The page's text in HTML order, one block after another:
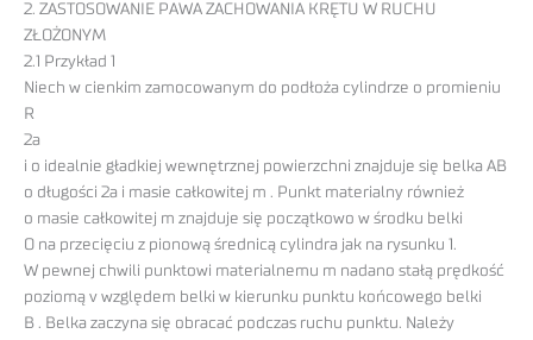
2. ZASTOSOWANIE PAWA ZACHOWANIA KRĘTU W RUCHU
ZŁOŻONYM
2.1 Przykład 1
Niech w cienkim zamocowanym do podłoża cylindrze o promieniu
R
2a
i o idealnie gładkiej wewnętrznej powierzchni znajduje się belka AB
o długości 2a i masie całkowitej m . Punkt materialny również
o masie całkowitej m znajduje się początkowo w środku belki
O na przecięciu z pionową średnicą cylindra jak na rysunku 1.
W pewnej chwili punktowi materialnemu m nadano stałą prędkość
poziomą v względem belki w kierunku punktu końcowego belki
B . Belka zaczyna się obracać podczas ruchu punktu. Należy